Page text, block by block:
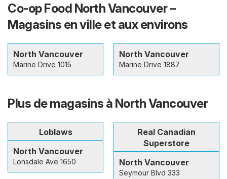
Co-op Food North Vancouver –
Magasins en ville et aux environs
North Vancouver
Marine Drive 1015
North Vancouver
Marine Drive 1887
Plus de magasins à North Vancouver
Loblaws
North Vancouver
Lonsdale Ave 1650
Real Canadian
Superstore
North Vancouver
Seymour Blvd 333